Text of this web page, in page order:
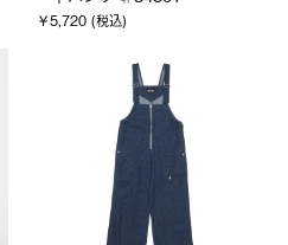
￥5,720 (税込)